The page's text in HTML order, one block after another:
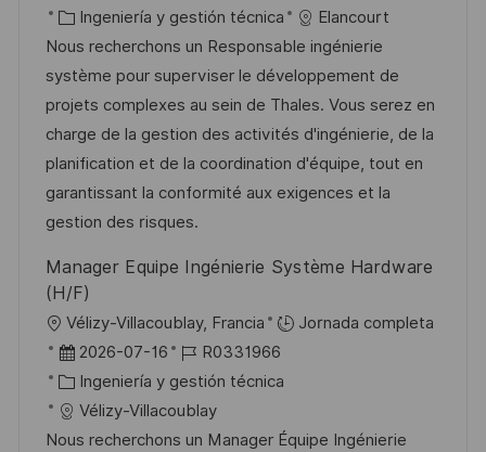
c
a
c
i
ó
n
e
c
h
a
d
e
p
u
l
a
D
d
e
e
m
p
l
e
C
a
t
e
g
o
r
í
Ingeniería y gestión técnica
Elancourt
Nous recherchons un Responsable ingénierie
système pour superviser le développement de
projets complexes au sein de Thales. Vous serez en
charge de la gestion des activités d'ingénierie, de la
planification et de la coordination d'équipe, tout en
garantissant la conformité aux exigences et la
gestion des risques.
Manager Equipe Ingénierie Système Hardware
(H/F)
U
b
c
a
Vélizy-Villacoublay, Francia
Jornada completa
F
e
c
h
2026-07-16
I
D
d
e
R0331966
C
a
t
Ingeniería y gestión técnica
Vélizy-Villacoublay
Nous recherchons un Manager Équipe Ingénierie